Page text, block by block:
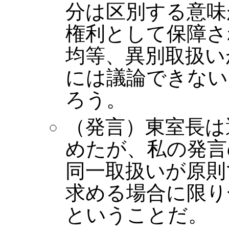
分は区別する意
権利として保障
均等、異別取扱
には議論できな
ろう。
（発言）東室長
めたが、私の発
同一取扱いが原
求める場合に限
ということだ。